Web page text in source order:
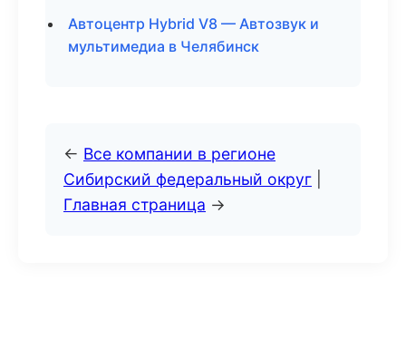
Автоцентр Hybrid V8 — Автозвук и
мультимедиа в Челябинск
← Все компании в регионе
Сибирский федеральный округ
Главная страница →